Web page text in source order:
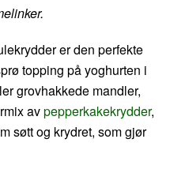
er den perfekte
topping på yoghurten i
grovhakkede mandler,
avpepperkakekrydder,
søtt og krydret, som gjør